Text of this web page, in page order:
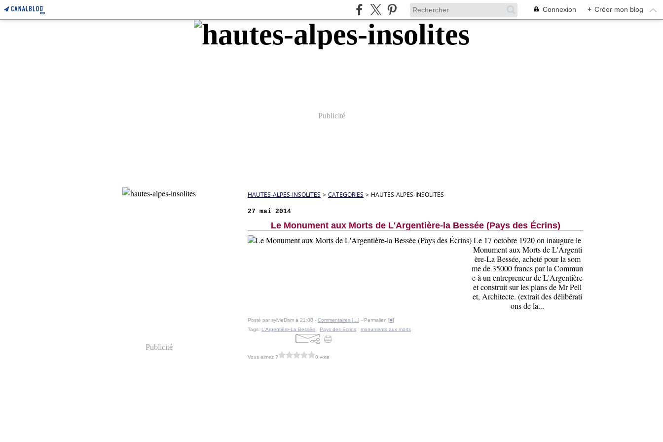
Connexion + Créer mon blog
Publicité
Publicité
HAUTES-ALPES-INSOLITES > CATEGORIES > HAUTES-ALPES-INSOLITES
27 mai 2014
Le Monument aux Morts de L'Argentière-la Bessée (Pays des Écrins)
Le 17 octobre 1920 on inaugure le
Monument aux Morts de L'Argenti
ère-La Bessée, acheté pour la som
me de 35000 francs par la Commun
e à un entrepreneur de L'Argentière
et construit sur les plans de Mr Pell
et, Architecte. (extrait des délibérati
ons de la...
Posté par sylvieDam à 21:08 - Commentaires [ ] - Permalien [#]
Tags: L'Argentière-La Bessée Pays des Ecrins monuments aux morts
Vous aimez ? 0 vote